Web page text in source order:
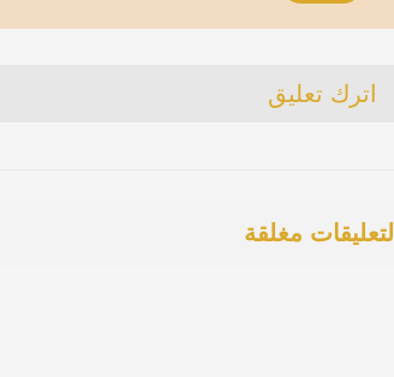
اترك تعليق
التعليقات مغلقة